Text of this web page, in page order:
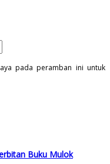
pada peramban ini untuk
Buku Mulok